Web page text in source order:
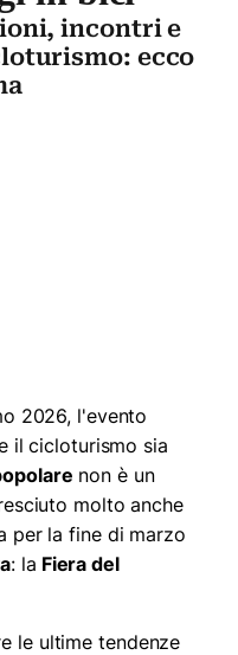
incontri e
ecco
2026, l'evento
il cicloturismo sia
non è un
molto anche
per la fine di marzo
: la Fiera del
le ultime tendenze